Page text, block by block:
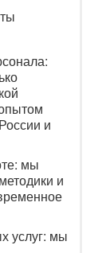
и
мы
и
услуг: мы